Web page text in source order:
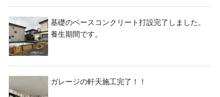
基礎のベースコンクリート打設完了しました。
養生期間です。
ガレージの軒天施工完了！！